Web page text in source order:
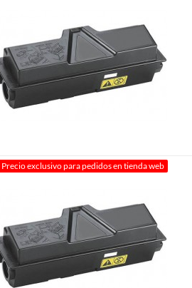
Precio exclusivo para pedidos en tienda web